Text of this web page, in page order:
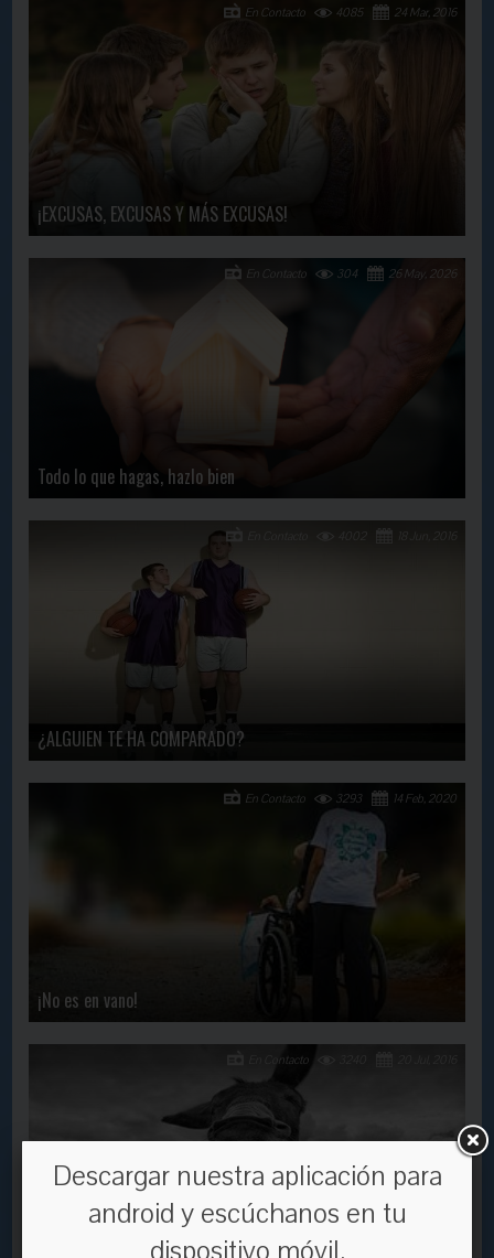
¡EXCUSAS, EXCUSAS Y MÁS EXCUSAS!
24 Mar, 2016
4085
En Contacto
Todo lo que hagas, hazlo bien
26 May, 2026
304
En Contacto
¿ALGUIEN TE HA COMPARADO?
18 Jun, 2016
4002
¡No es en vano!
14 Feb, 2020
3293
En Contacto
En Contacto
Descargar nuestra aplicación para
android y escúchanos en tu